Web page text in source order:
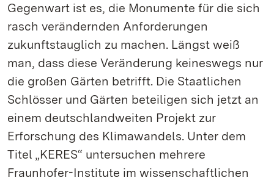
Gegenwart ist es, die Monumente für die sich
rasch verändernden Anforderungen
zukunftstauglich zu machen. Längst weiß
man, dass diese Veränderung keineswegs nur
die großen Gärten betrifft. Die Staatlichen
Schlösser und Gärten beteiligen sich jetzt an
einem deutschlandweiten Projekt zur
Erforschung des Klimawandels. Unter dem
Titel „KERES“ untersuchen mehrere
Fraunhofer-Institute im wissenschaftlichen